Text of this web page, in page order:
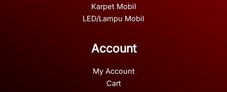
Karpet Mobil
LED/Lampu Mobil
Account
My Account
Cart